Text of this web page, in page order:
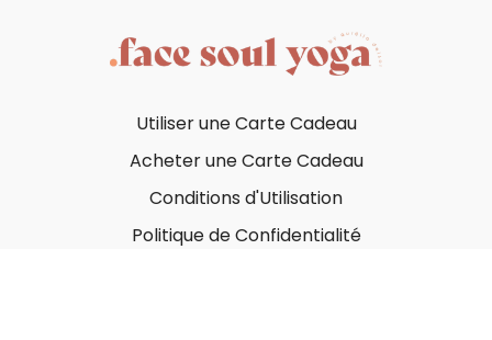
Utiliser une Carte Cadeau
Acheter une Carte Cadeau
Conditions d'Utilisation
Politique de Confidentialité